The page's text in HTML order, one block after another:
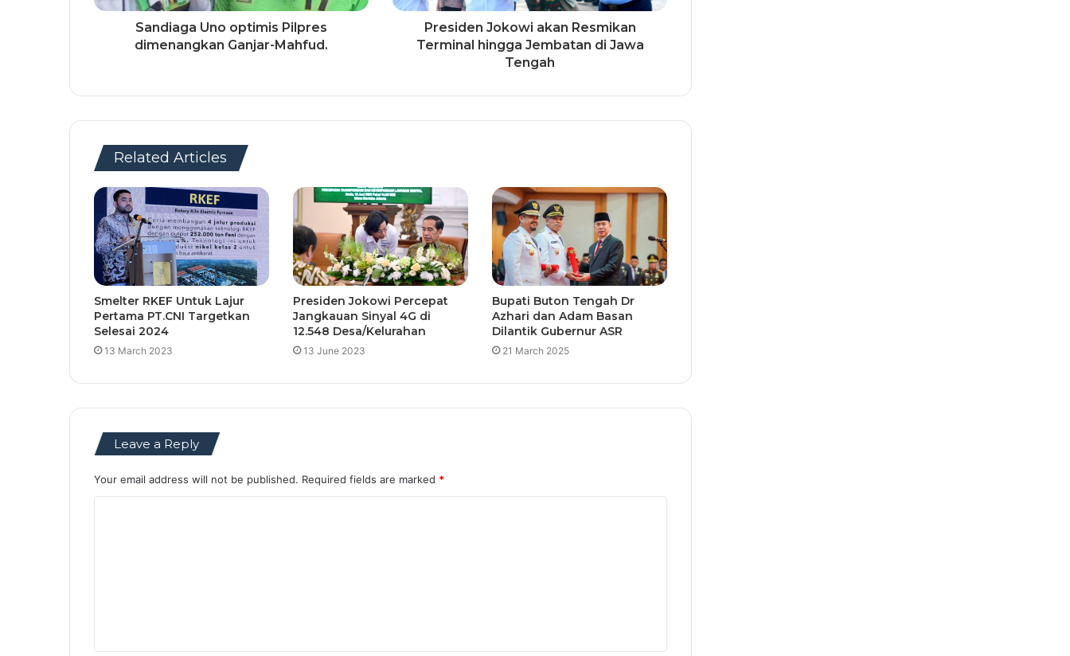
Sandiaga Uno optimis Pilpres
dimenangkan Ganjar-Mahfud.
Presiden Jokowi akan Resmikan
Terminal hingga Jembatan di Jawa
Tengah
Related Articles
Smelter RKEF Untuk Lajur
Pertama PT.CNI Targetkan
Selesai 2024
13 March 2023
Presiden Jokowi Percepat
Jangkauan Sinyal 4G di
12.548 Desa/Kelurahan
13 June 2023
Bupati Buton Tengah Dr
Azhari dan Adam Basan
Dilantik Gubernur ASR
21 March 2025
Leave a Reply
Your email address will not be published. Required fields are marked *
t